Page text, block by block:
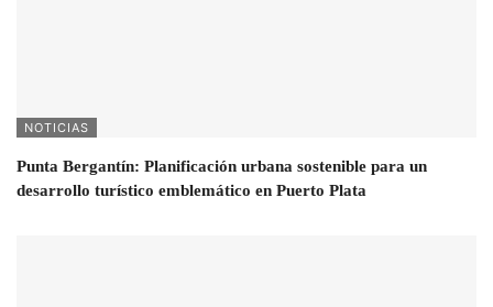
NOTICIAS
Punta Bergantín: Planificación urbana sostenible para un
desarrollo turístico emblemático en Puerto Plata